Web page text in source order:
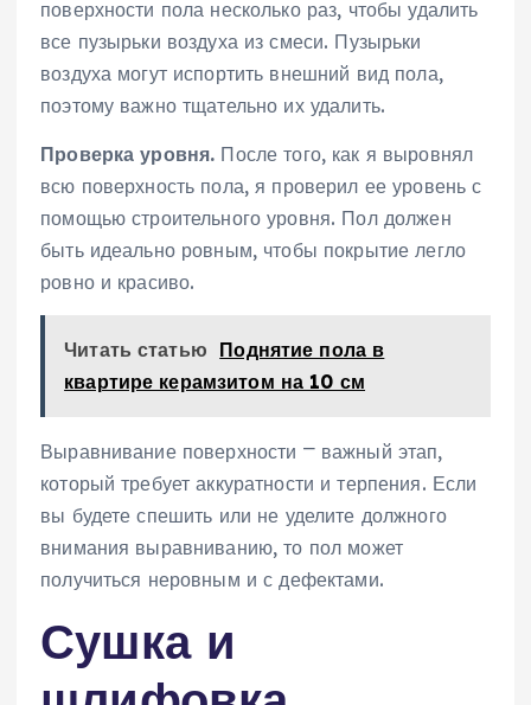
поверхности пола несколько раз, чтобы удалить
все пузырьки воздуха из смеси. Пузырьки
воздуха могут испортить внешний вид пола,
поэтому важно тщательно их удалить.
Проверка уровня. После того, как я выровнял
всю поверхность пола, я проверил ее уровень с
помощью строительного уровня. Пол должен
быть идеально ровным, чтобы покрытие легло
ровно и красиво.
Читать статью Поднятие пола в
квартире керамзитом на 10 см
Выравнивание поверхности ⎻ важный этап,
который требует аккуратности и терпения. Если
вы будете спешить или не уделите должного
внимания выравниванию, то пол может
получиться неровным и с дефектами.
Сушка и